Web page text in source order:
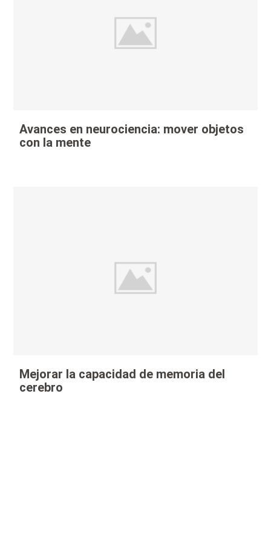
Avances en neurociencia: mover objetos
con la mente
Mejorar la capacidad de memoria del
cerebro